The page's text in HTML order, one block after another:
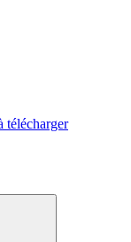
télécharger